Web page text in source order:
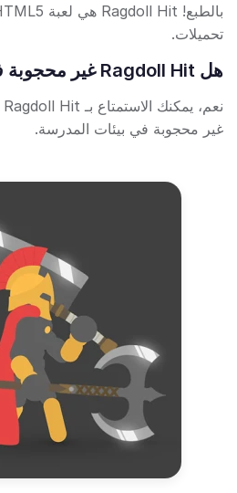
تحميلات.
هل Ragdoll Hit غير محجوبة في المدرسة؟
غير محجوبة في بيئات المدرسة.